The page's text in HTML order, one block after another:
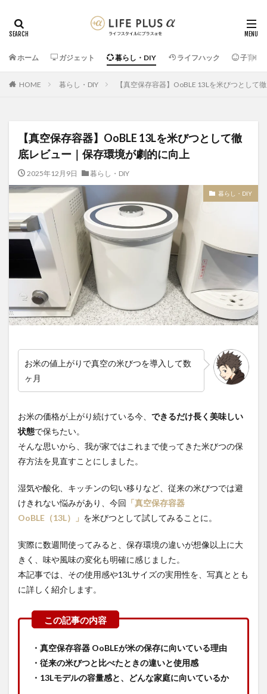
ホーム ガジェット 暮らし・DIY ライフハック 子育て
HOME 暮らし・DIY 【真空保存容器】OoBLE 13Lを米びつとして
【真空保存容器】OoBLE 13Lを米びつとして徹
底レビュー｜保存環境が劇的に向上
2025年12月9日 暮らし・DIY
暮らし・DIY
お米の値上がりで真空の米びつを導入して数
ヶ月
お米の価格が上がり続けている今、 できるだけ長く美味しい
状態で保ちたい。
そんな思いから、我が家ではこれまで使ってきた米びつの保
存方法を見直すことにしました。
湿気や酸化、キッチンの匂い移りなど、従来の米びつでは避
けきれない悩みがあり、今回 「真空保存容器
OoBLE（13L）」 を米びつとして試してみることに。
実際に数週間使ってみると、保存環境の違いが想像以上に大
きく、味や風味の変化も明確に感じました。
本記事では、その使用感や13Lサイズの実用性を、写真ととも
に詳しく紹介します。
・真空保存容器 OoBLEが米の保存に向いている理由
・従来の米びつと比べたときの違いと使用感
・13Lモデルの容量感と、どんな家庭に向いているか